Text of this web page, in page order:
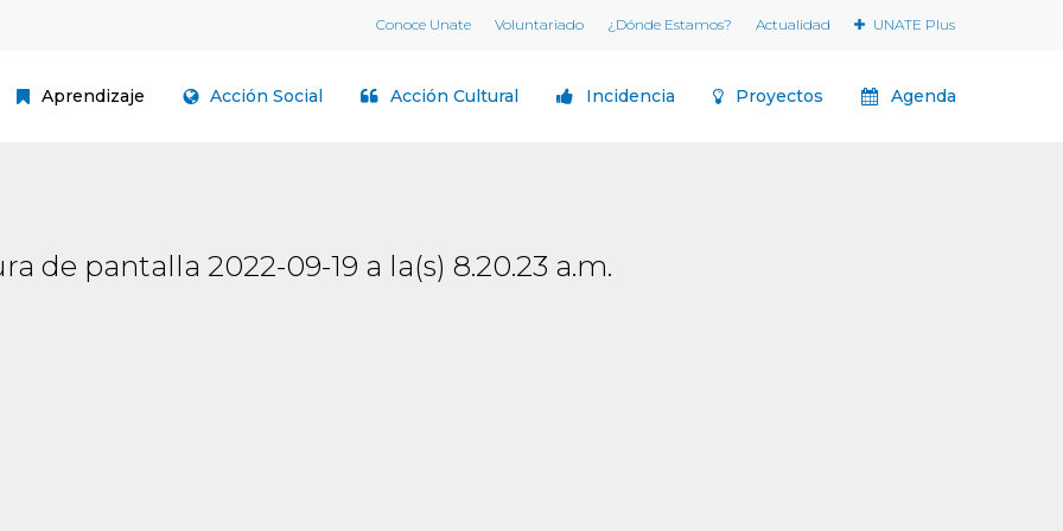
Conoce Unate Voluntariado ¿Dónde Estamos? Actualidad UNATE Plus
Aprendizaje Acción Social Acción Cultural Incidencia Proyectos Agenda
de pantalla 2022-09-19 a la(s) 8.20.23 a.m.